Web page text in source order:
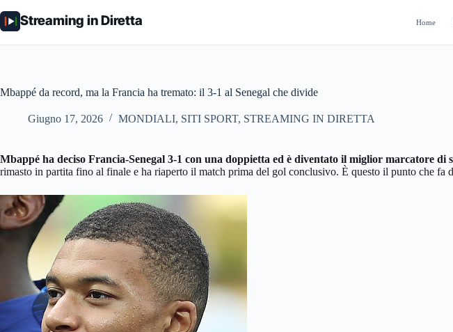
al
contenuto
Streaming in Diretta Home
Mbappé da record, ma la Francia ha tremato: il 3-1 al Senegal che divide
Giugno 17, 2026 MONDIALI, SITI SPORT, STREAMING IN DIRETTA
Mbappé ha deciso Francia-Senegal 3-1 con una doppietta ed è diventato il miglior marcatore
rimasto in partita fino al finale e ha riaperto il match prima del gol conclusivo. È questo il punto che